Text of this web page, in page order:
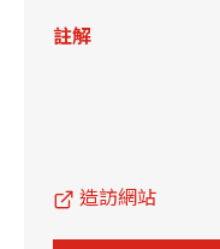
註解
造訪網站